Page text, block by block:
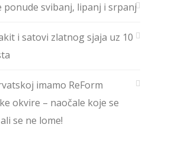
ponude svibanj, lipanj i srpanj
i satovi zlatnog sjaja uz 10
imamo ReForm
okvire – naočale koje se
se ne lome!